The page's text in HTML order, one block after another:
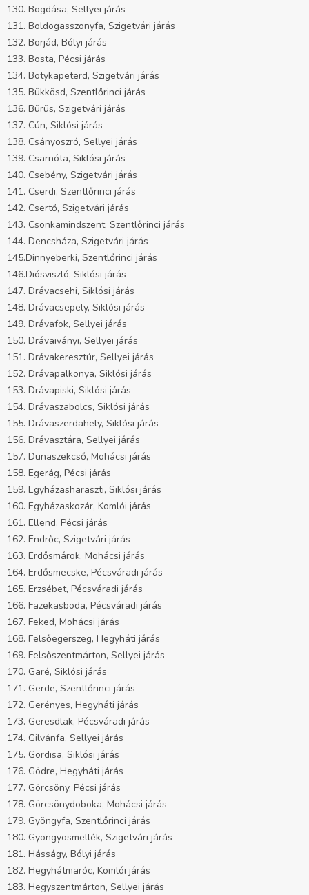
130. Bogdása, Sellyei járás
131. Boldogasszonyfa, Szigetvári járás
132. Borjád, Bólyi járás
133. Bosta, Pécsi járás
134. Botykapeterd, Szigetvári járás
135. Bükkösd, Szentlőrinci járás
136. Bürüs, Szigetvári járás
137. Cún, Siklósi járás
138. Csányoszró, Sellyei járás
139. Csarnóta, Siklósi járás
140. Csebény, Szigetvári járás
141. Cserdi, Szentlőrinci járás
142. Csertő, Szigetvári járás
143. Csonkamindszent, Szentlőrinci járás
144. Dencsháza, Szigetvári járás
145.Dinnyeberki, Szentlőrinci járás
146.Diósviszló, Siklósi járás
147. Drávacsehi, Siklósi járás
148. Drávacsepely, Siklósi járás
149. Drávafok, Sellyei járás
150. Drávaiványi, Sellyei járás
151. Drávakeresztúr, Sellyei járás
152. Drávapalkonya, Siklósi járás
153. Drávapiski, Siklósi járás
154. Drávaszabolcs, Siklósi járás
155. Drávaszerdahely, Siklósi járás
156. Drávasztára, Sellyei járás
157. Dunaszekcső, Mohácsi járás
158. Egerág, Pécsi járás
159. Egyházasharaszti, Siklósi járás
160. Egyházaskozár, Komlói járás
161. Ellend, Pécsi járás
162. Endrőc, Szigetvári járás
163. Erdősmárok, Mohácsi járás
164. Erdősmecske, Pécsváradi járás
165. Erzsébet, Pécsváradi járás
166. Fazekasboda, Pécsváradi járás
167. Feked, Mohácsi járás
168. Felsőegerszeg, Hegyháti járás
169. Felsőszentmárton, Sellyei járás
170. Garé, Siklósi járás
171. Gerde, Szentlőrinci járás
172. Gerényes, Hegyháti járás
173. Geresdlak, Pécsváradi járás
174. Gilvánfa, Sellyei járás
175. Gordisa, Siklósi járás
176. Gödre, Hegyháti járás
177. Görcsöny, Pécsi járás
178. Görcsönydoboka, Mohácsi járás
179. Gyöngyfa, Szentlőrinci járás
180. Gyöngyösmellék, Szigetvári járás
181. Hásságy, Bólyi járás
182. Hegyhátmaróc, Komlói járás
183. Hegyszentmárton, Sellyei járás